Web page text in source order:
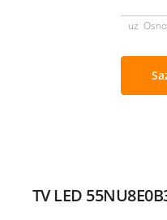
uz
TV LED